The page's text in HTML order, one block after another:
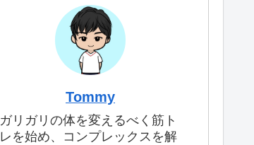
Tommy
ガリガリの体を変えるべく筋ト
レを始め、コンプレックスを解